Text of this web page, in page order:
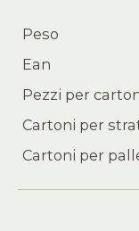
Peso
Ean
Pezzi per
Cartoni per
Cartoni per